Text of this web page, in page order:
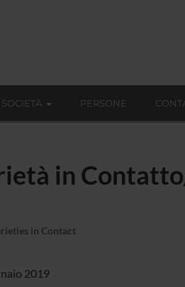
PERSONE
in
in Contact
2019